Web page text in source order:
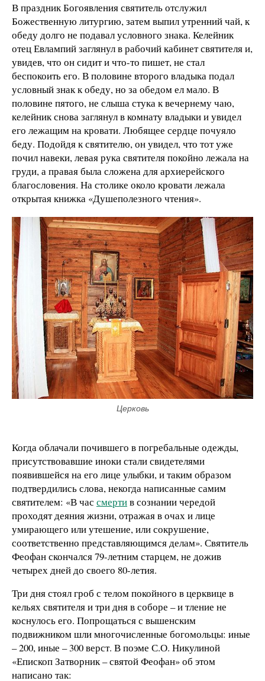
В праздник Богоявления святитель отслужил
Божественную литургию, затем выпил утренний чай, к
обеду долго не подавал условного знака. Келейник
отец Евлампий заглянул в рабочий кабинет святителя и,
увидев, что он сидит и что-то пишет, не стал
беспокоить его. В половине второго владыка подал
условный знак к обеду, но за обедом ел мало. В
половине пятого, не слыша стука к вечернему чаю,
келейник снова заглянул в комнату владыки и увидел
его лежащим на кровати. Любящее сердце почуяло
беду. Подойдя к святителю, он увидел, что тот уже
почил навеки, левая рука святителя покойно лежала на
груди, а правая была сложена для архиерейского
благословения. На столике около кровати лежала
открытая книжка «Душеполезного чтения».
Церковь
Когда облачали почившего в погребальные одежды,
присутствовавшие иноки стали свидетелями
появившейся на его лице улыбки, и таким образом
подтвердились слова, некогда написанные самим
святителем: «В час смертив сознании чередой
проходят деяния жизни, отражая в очах и лице
умирающего или утешение, или сокрушение,
соответственно представляющимся делам». Святитель
Феофан скончался 79-летним старцем, не дожив
четырех дней до своего 80-летия.
Три дня стоял гроб с телом покойного в церквице в
кельях святителя и три дня в соборе – и тление не
коснулось его. Попрощаться с вышенским
подвижником шли многочисленные богомольцы: иные
– 200, иные – 300 верст. В поэме С.О. Никулиной
«Епископ Затворник – святой Феофан» об этом
написано так: